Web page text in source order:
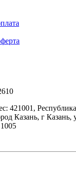
421001,
Казань, г Казань,